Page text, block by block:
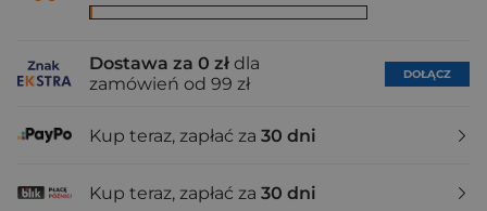
Dostawa za 0 zł dla
zamówień od 99 zł
DOŁĄCZ
Kup teraz, zapłać za 30 dni
Kup teraz, zapłać za 30 dni